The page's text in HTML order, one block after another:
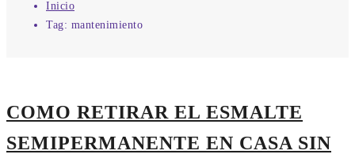
Inicio
Tag: mantenimiento
COMO RETIRAR EL ESMALTE
SEMIPERMANENTE EN CASA SIN